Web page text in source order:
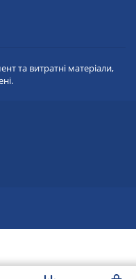
та витратні матеріали,